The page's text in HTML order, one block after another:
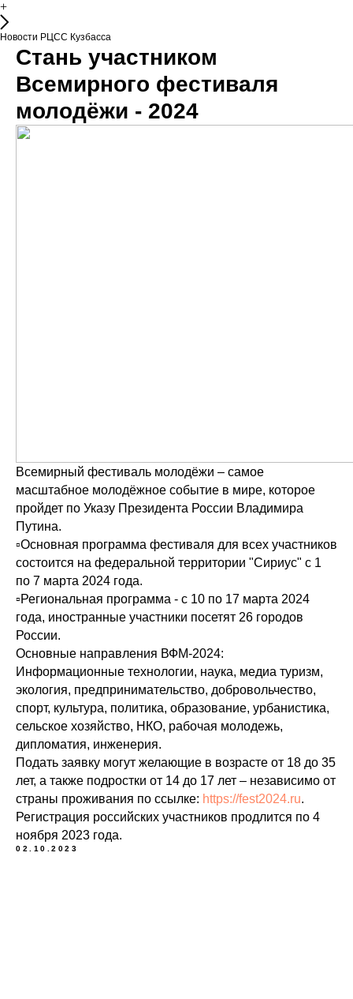
+
Новости РЦСС Кузбасса
Стань участником
Всемирного фестиваля
молодёжи - 2024
Всемирный фестиваль молодёжи – самое
масштабное молодёжное событие в мире, которое
пройдет по Указу Президента России Владимира
Путина.
▫Основная программа фестиваля для всех участников
состоится на федеральной территории "Сириус" с 1
по 7 марта 2024 года.
▫Региональная программа - с 10 по 17 марта 2024
года, иностранные участники посетят 26 городов
России.
Основные направления ВФМ-2024:
Информационные технологии, наука, медиа туризм,
экология, предпринимательство, добровольчество,
спорт, культура, политика, образование, урбанистика,
сельское хозяйство, НКО, рабочая молодежь,
дипломатия, инженерия.
Подать заявку могут желающие в возрасте от 18 до 35
лет, а также подростки от 14 до 17 лет – независимо от
страны проживания по ссылке: https://fest2024.ru.
Регистрация российских участников продлится по 4
ноября 2023 года.
02.10.2023